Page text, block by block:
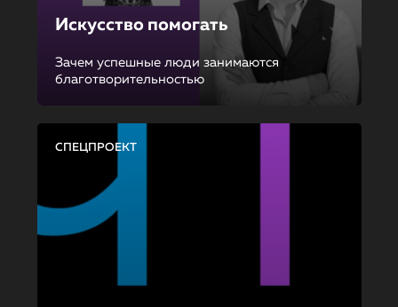
Искусство помогать
Зачем успешные люди занимаются
благотворительностью
СПЕЦПРОЕКТ